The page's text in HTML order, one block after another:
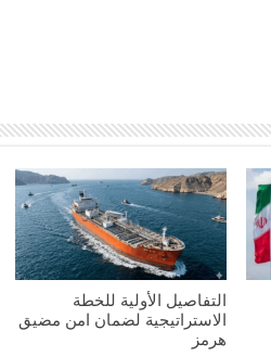
التفاصيل الأولية للخطة
الاستراتيجية لضمان امن مضيق
هرمز